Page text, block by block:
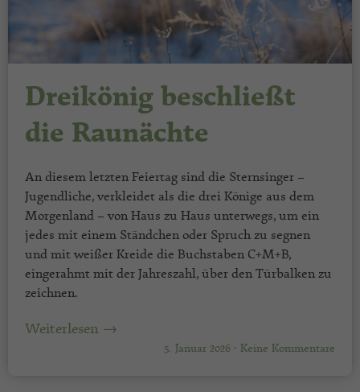
5. Januar 2026 · Keine Kommentare
Dreikönig beschließt
die Raunächte
An diesem letzten Feiertag sind die Sternsinger –
Jugendliche, verkleidet als die drei Könige aus dem
Morgenland – von Haus zu Haus unterwegs, um ein
jedes mit einem Ständchen oder Spruch zu segnen
und mit weißer Kreide die Buchstaben C+M+B,
eingerahmt mit der Jahreszahl, über den Türbalken zu
zeichnen.
Weiterlesen →